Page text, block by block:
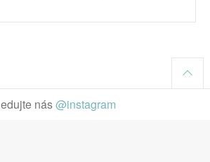
nás@instagram